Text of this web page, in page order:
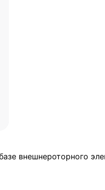
внешнероторного